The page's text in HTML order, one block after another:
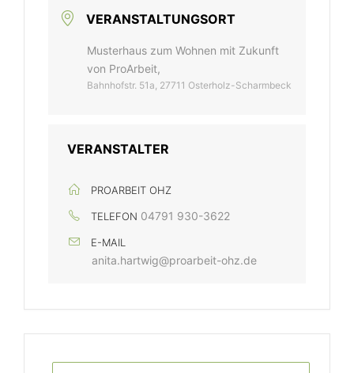
VERANSTALTUNGSORT
Musterhaus zum Wohnen mit Zukunft
von ProArbeit,
Bahnhofstr. 51a, 27711 Osterholz-Scharmbeck
VERANSTALTER
PROARBEIT OHZ
TELEFON 04791 930-3622
E-MAIL
anita.hartwig@proarbeit-ohz.de